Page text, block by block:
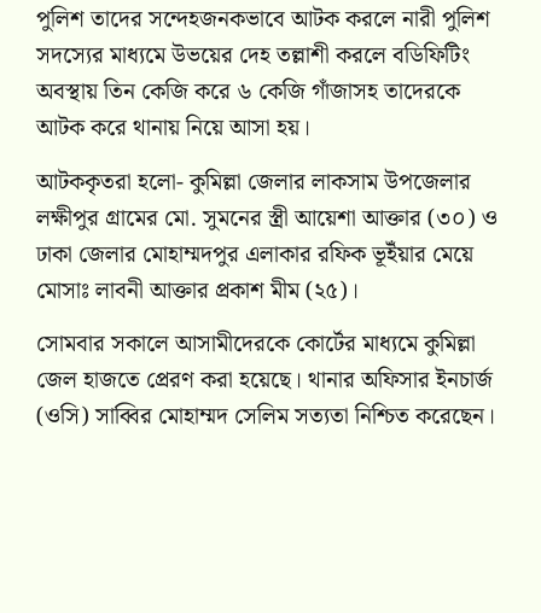
পুলিশ তাদের সন্দেহজনকভাবে আটক করলে নারী পুলিশ
সদস্যের মাধ্যমে উভয়ের দেহ তল্লাশী করলে বডিফিটিং
অবস্থায় তিন কেজি করে ৬ কেজি গাঁজাসহ তাদেরকে
আটক করে থানায় নিয়ে আসা হয়।
আটককৃতরা হলো- কুমিল্লা জেলার লাকসাম উপজেলার
লক্ষীপুর গ্রামের মো. সুমনের স্ত্রী আয়েশা আক্তার (৩০) ও
ঢাকা জেলার মোহাম্মদপুর এলাকার রফিক ভূইঁয়ার মেয়ে
মোসাঃ লাবনী আক্তার প্রকাশ মীম (২৫)।
সোমবার সকালে আসামীদেরকে কোর্টের মাধ্যমে কুমিল্লা
জেল হাজতে প্রেরণ করা হয়েছে। থানার অফিসার ইনচার্জ
(ওসি) সাব্বির মোহাম্মদ সেলিম সত্যতা নিশ্চিত করেছেন।